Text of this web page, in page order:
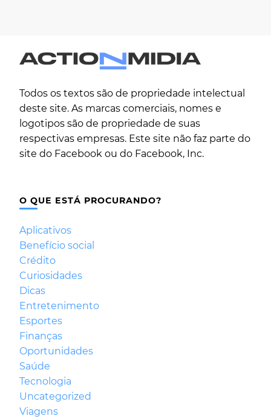
Todos os textos são de propriedade intelectual
deste site. As marcas comerciais, nomes e
logotipos são de propriedade de suas
respectivas empresas. Este site não faz parte do
site do Facebook ou do Facebook, Inc.
O QUE ESTÁ PROCURANDO?
Aplicativos
Benefício social
Crédito
Curiosidades
Dicas
Entretenimento
Esportes
Finanças
Oportunidades
Saúde
Tecnologia
Uncategorized
Viagens